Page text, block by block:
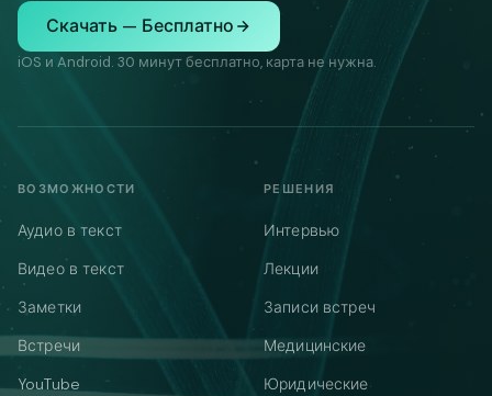
Скачать — Бесплатно
iOS и Android. 30 минут бесплатно, карта не нужна.
ВОЗМОЖНОСТИ
Аудио в текст
Видео в текст
Заметки
Встречи
YouTube
РЕШЕНИЯ
Интервью
Лекции
Записи встреч
Медицинские
Юридические